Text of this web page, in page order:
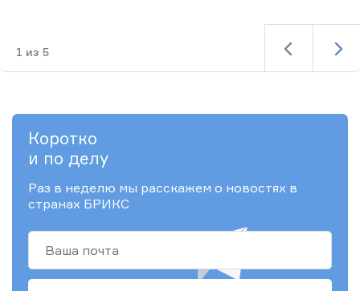
1 из 5
Коротко
и по делу
Раз в неделю мы расскажем о новостях в
странах БРИКС